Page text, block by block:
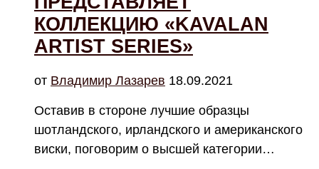
КОЛЛЕКЦИЮ «KAVALAN
ARTIST SERIES»
от Владимир Лазарев 18.09.2021
Оставив в стороне лучшие образцы
шотландского, ирландского и американского
виски, поговорим о высшей категории…